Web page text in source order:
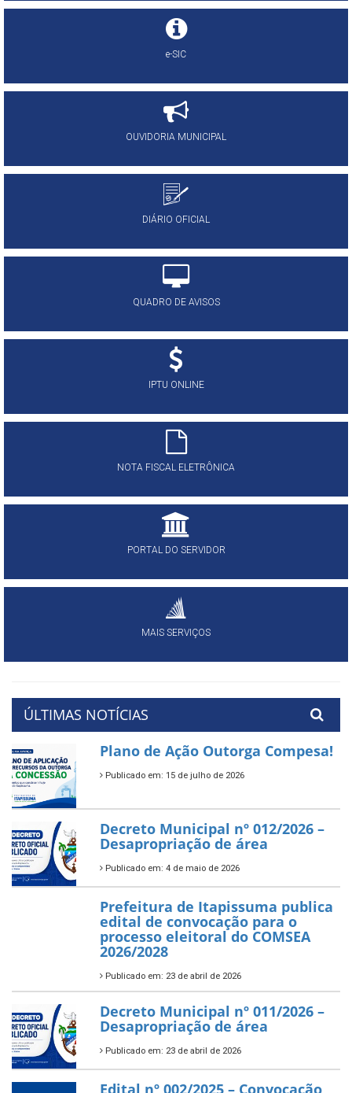
e-SIC
OUVIDORIA MUNICIPAL
DIÁRIO OFICIAL
QUADRO DE AVISOS
IPTU ONLINE
NOTA FISCAL ELETRÔNICA
PORTAL DO SERVIDOR
MAIS SERVIÇOS
ÚLTIMAS NOTÍCIAS
Plano de Ação Outorga Compesa!
Publicado em: 15 de julho de 2026
Decreto Municipal nº 012/2026 –
Desapropriação de área
Publicado em: 4 de maio de 2026
Prefeitura de Itapissuma publica
edital de convocação para o
processo eleitoral do COMSEA
2026/2028
Publicado em: 23 de abril de 2026
Decreto Municipal nº 011/2026 –
Desapropriação de área
Publicado em: 23 de abril de 2026
Edital nº 002/2025 – Convocação